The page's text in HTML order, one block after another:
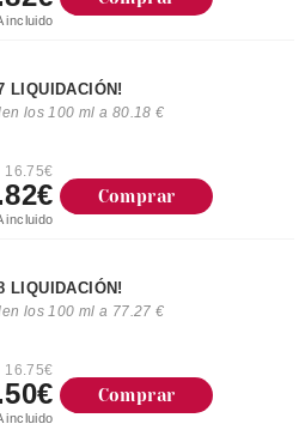
incluido
LIQUIDACIÓN!
los 100 ml a 80.18 €
16.75€
incluido
Comprar
LIQUIDACIÓN!
los 100 ml a 77.27 €
16.75€
incluido
Comprar